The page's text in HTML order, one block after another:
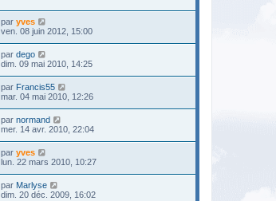
par yves
ven. 08 juin 2012, 15:00
par dego
dim. 09 mai 2010, 14:25
par Francis55
mar. 04 mai 2010, 12:26
par normand
mer. 14 avr. 2010, 22:04
par yves
lun. 22 mars 2010, 10:27
par Marlyse
dim. 20 déc. 2009, 16:02